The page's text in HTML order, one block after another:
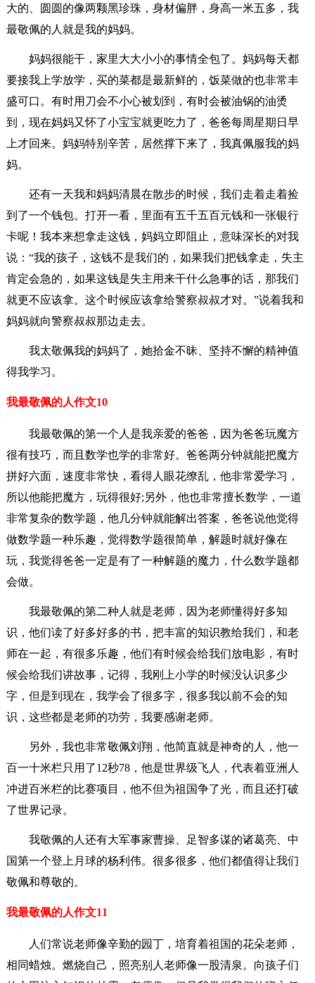
大的、圆圆的像两颗黑珍珠，身材偏胖，身高一米五多，我
最敬佩的人就是我的妈妈。
妈妈很能干，家里大大小小的事情全包了。妈妈每天都
要接我上学放学，买的菜都是最新鲜的，饭菜做的也非常丰
盛可口。有时用刀会不小心被划到，有时会被油锅的油烫
到，现在妈妈又怀了小宝宝就更吃力了，爸爸每周星期日早
上才回来。妈妈特别辛苦，居然撑下来了，我真佩服我的妈
妈。
还有一天我和妈妈清晨在散步的时候，我们走着走着捡
到了一个钱包。打开一看，里面有五千五百元钱和一张银行
卡呢！我本来想拿走这钱，妈妈立即阻止，意味深长的对我
说：“我的孩子，这钱不是我们的，如果我们把钱拿走，失主
肯定会急的，如果这钱是失主用来干什么急事的话，那我们
就更不应该拿。这个时候应该拿给警察叔叔才对。”说着我和
妈妈就向警察叔叔那边走去。
我太敬佩我的妈妈了，她拾金不昧、坚持不懈的精神值
得我学习。
我最敬佩的人作文10
我最敬佩的第一个人是我亲爱的爸爸，因为爸爸玩魔方
很有技巧，而且数学也学的非常好。爸爸两分钟就能把魔方
拼好六面，速度非常快，看得人眼花缭乱，他非常爱学习，
所以他能把魔方，玩得很好;另外，他也非常擅长数学，一道
非常复杂的数学题，他几分钟就能解出答案，爸爸说他觉得
做数学题一种乐趣，觉得数学题很简单，解题时就好像在
玩，我觉得爸爸一定是有了一种解题的魔力，什么数学题都
会做。
我最敬佩的第二种人就是老师，因为老师懂得好多知
识，他们读了好多好多的书，把丰富的知识教给我们，和老
师在一起，有很多乐趣，他们有时候会给我们放电影，有时
候会给我们讲故事，记得，我刚上小学的时候没认识多少
字，但是到现在，我学会了很多字，很多我以前不会的知
识，这些都是老师的功劳，我要感谢老师。
另外，我也非常敬佩刘翔，他简直就是神奇的人，他一
百一十米栏只用了12秒78，他是世界级飞人，代表着亚洲人
冲进百米栏的比赛项目，他不但为祖国争了光，而且还打破
了世界记录。
我敬佩的人还有大军事家曹操、足智多谋的诸葛亮、中
国第一个登上月球的杨利伟。很多很多，他们都值得让我们
敬佩和尊敬的。
我最敬佩的人作文11
人们常说老师像辛勤的园丁，培育着祖国的花朵老师，
相同蜡烛。燃烧自己，照亮别人老师像一股清泉。向孩子们